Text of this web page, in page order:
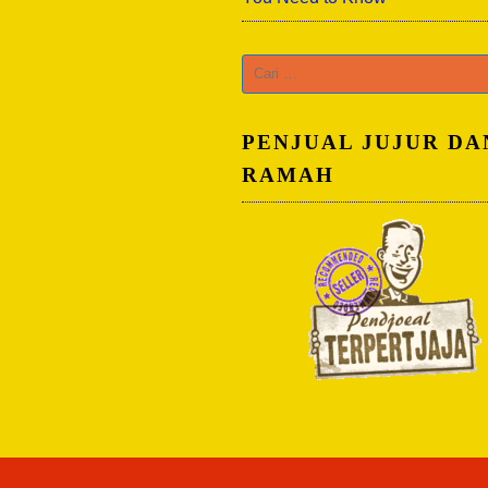
Cari
untuk:
PENJUAL JUJUR
RAMAH